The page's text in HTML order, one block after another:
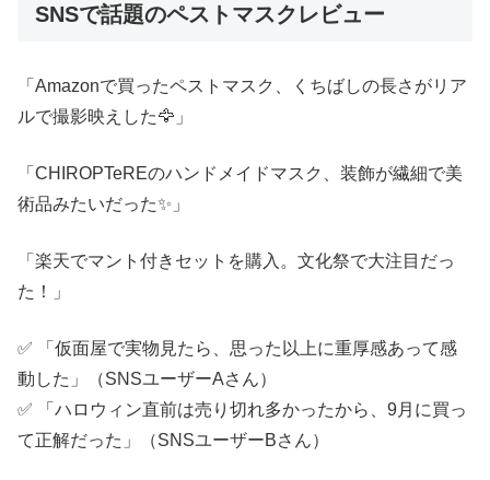
SNSで話題のペストマスクレビュー
「Amazonで買ったペストマスク、くちばしの長さがリア
ルで撮影映えした🦅」
「CHIROPTeREのハンドメイドマスク、装飾が繊細で美
術品みたいだった✨」
「楽天でマント付きセットを購入。文化祭で大注目だっ
た！」
✅ 「仮面屋で実物見たら、思った以上に重厚感あって感
動した」（SNSユーザーAさん）
✅ 「ハロウィン直前は売り切れ多かったから、9月に買っ
て正解だった」（SNSユーザーBさん）